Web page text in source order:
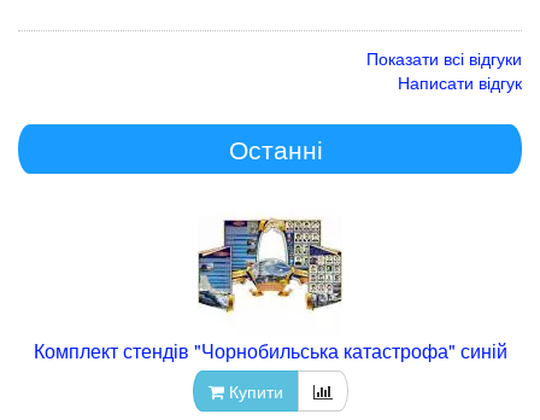
Показати всі відгуки
Написати відгук
Останні
Комплект стендів "Чорнобильська катастрофа" синій
Купити